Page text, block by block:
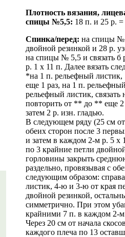
Плотность вязания,
спицы №5,5: 18 п. и 25 р.
Спинка/перед: на спицы №
двойной резинкой и 28 р.
на спицы № 5,5 и связать б
р. 1 х 11 п. Далее вязать
*на 1 п. рельефный
еще 1 раз, на 1 п.
рельефный листик,
повторить от ** до ** еще 2
затем 2 р. изн. гладью.
В следующем ряду (25 см
обеих сторон после 3
и затем в каждом 2-м р. 5 х
по 3 крайние петли
горловины закрыть
раздельно, провязывая с
следующим образом:
листик, 4-ю и 3-ю от края
двойной резинкой,
симметрично. При этом
крайними 7 п. в каждом 2-
Через 20 см от начала
каждого плеча по 13